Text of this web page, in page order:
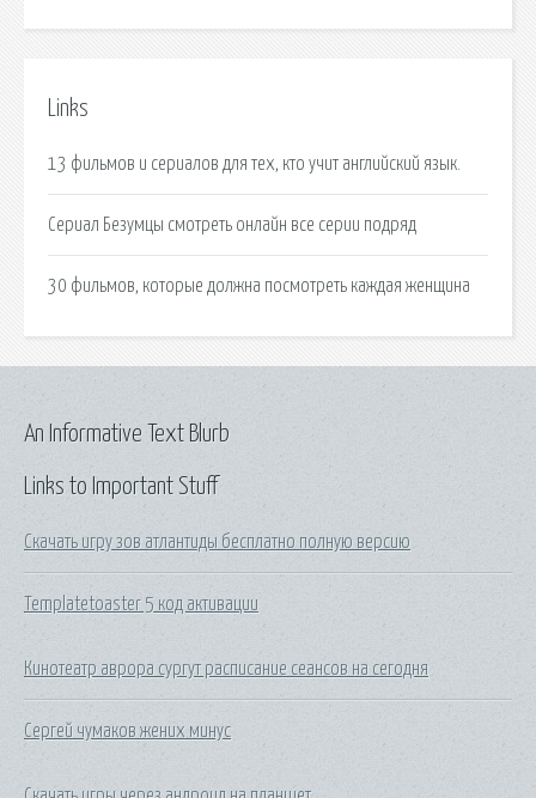
Links
13 фильмов и сериалов для тех, кто учит английский язык.
Сериал Безумцы смотреть онлайн все серии подряд
30 фильмов, которые должна посмотреть каждая женщина
Links to Important Stuff
Скачать игру зов атлантиды бесплатно полную версию
Templatetoaster 5 код активации
Кинотеатр аврора сургут расписание сеансов на сегодня
Сергей чумаков жених минус
An Informative Text Blurb